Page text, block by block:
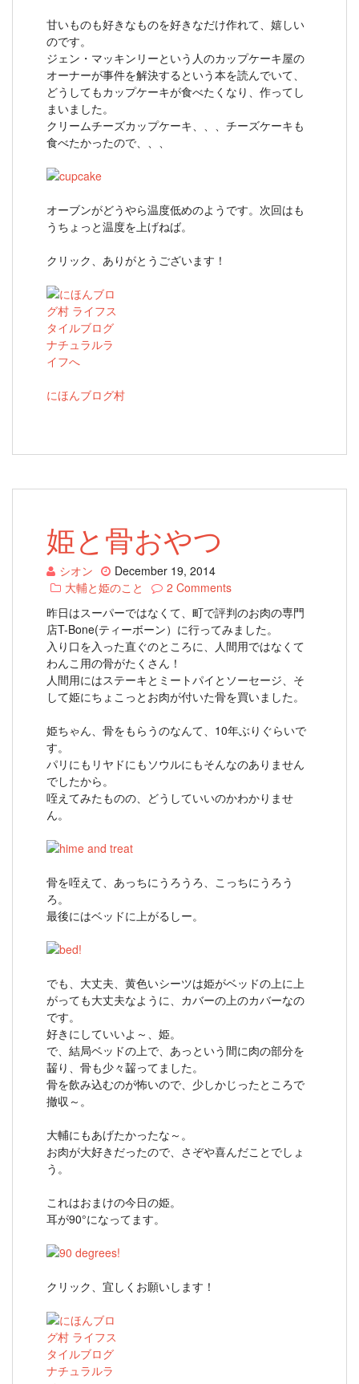
甘いものも好きなものを好きなだけ作れて、嬉しい
のです。
ジェン・マッキンリーという人のカップケーキ屋の
オーナーが事件を解決するという本を読んでいて、
どうしてもカップケーキが食べたくなり、作ってし
まいました。
クリームチーズカップケーキ、、、チーズケーキも
食べたかったので、、、
オーブンがどうやら温度低めのようです。次回はも
うちょっと温度を上げねば。
クリック、ありがとうございます！
にほんブログ村
姫と骨おやつ
シオン
December 19, 2014
大輔と姫のこと
2 Comments
昨日はスーパーではなくて、町で評判のお肉の専門
店T-Bone(ティーボーン）に行ってみました。
入り口を入った直ぐのところに、人間用ではなくて
わんこ用の骨がたくさん！
人間用にはステーキとミートパイとソーセージ、そ
して姫にちょこっとお肉が付いた骨を買いました。
姫ちゃん、骨をもらうのなんて、10年ぶりぐらいで
す。
パリにもリヤドにもソウルにもそんなのありません
でしたから。
咥えてみたものの、どうしていいのかわかりませ
ん。
骨を咥えて、あっちにうろうろ、こっちにうろう
ろ。
最後にはベッドに上がるしー。
でも、大丈夫、黄色いシーツは姫がベッドの上に上
がっても大丈夫なように、カバーの上のカバーなの
です。
好きにしていいよ～、姫。
で、結局ベッドの上で、あっという間に肉の部分を
齧り、骨も少々齧ってました。
骨を飲み込むのが怖いので、少しかじったところで
撤収～。
大輔にもあげたかったな～。
お肉が大好きだったので、さぞや喜んだことでしょ
う。
これはおまけの今日の姫。
耳が90°になってます。
クリック、宜しくお願いします！